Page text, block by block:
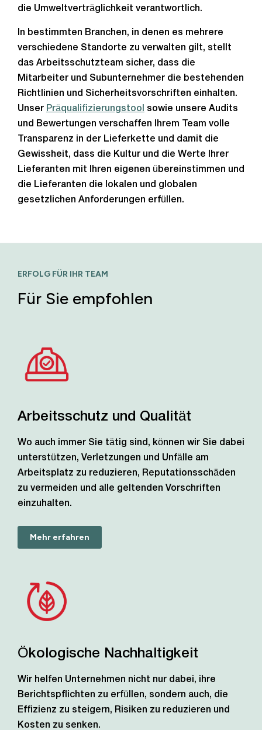
die Umweltverträglichkeit verantwortlich.
In bestimmten Branchen, in denen es mehrere
verschiedene Standorte zu verwalten gilt, stellt
das Arbeitsschutzteam sicher, dass die
Mitarbeiter und Subunternehmer die bestehenden
Richtlinien und Sicherheitsvorschriften einhalten.
Unser Präqualifizierungstool
sowie unsere Audits
und Bewertungen verschaffen Ihrem Team volle
Transparenz in der Lieferkette und damit die
Gewissheit, dass die Kultur und die Werte Ihrer
Lieferanten mit Ihren eigenen übereinstimmen und
die Lieferanten die lokalen und globalen
gesetzlichen Anforderungen erfüllen.
ERFOLG FÜR IHR TEAM
Für Sie empfohlen
Arbeitsschutz und Qualität
Wo auch immer Sie tätig sind, können wir Sie dabei
unterstützen, Verletzungen und Unfälle am
Arbeitsplatz zu reduzieren, Reputationsschäden
zu vermeiden und alle geltenden Vorschriften
einzuhalten.
Mehr erfahren
Ökologische Nachhaltigkeit
Wir helfen Unternehmen nicht nur dabei, ihre
Berichtspflichten zu erfüllen, sondern auch, die
Effizienz zu steigern, Risiken zu reduzieren und
Kosten zu senken.